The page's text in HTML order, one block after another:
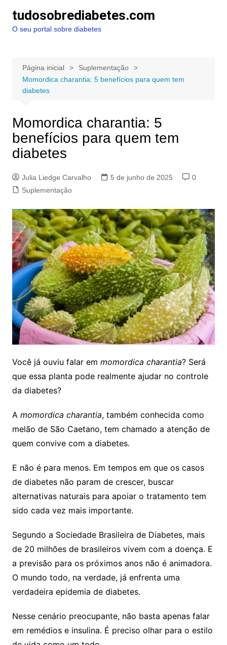
paratudosobrediabetes.com
O seu portal sobre diabetes
Página inicial
Suplementação
Momordica charantia: 5 benefícios para quem tem
diabetes
Momordica charantia: 5
benefícios para quem tem
diabetes
Julia Liedge Carvalho 5 de junho de 2025
0
Suplementação
Você já ouviu falar em momordica charantia? Será
que essa planta pode realmente ajudar no controle
da diabetes?
A momordica charantia, também conhecida como
melão de São Caetano, tem chamado a atenção de
quem convive com a diabetes.
E não é para menos. Em tempos em que os casos
de diabetes não param de crescer, buscar
alternativas naturais para apoiar o tratamento tem
sido cada vez mais importante.
Segundo a Sociedade Brasileira de Diabetes, mais
de 20 milhões de brasileiros vivem com a doença. E
a previsão para os próximos anos não é animadora.
O mundo todo, na verdade, já enfrenta uma
verdadeira epidemia de diabetes.
Nesse cenário preocupante, não basta apenas falar
em remédios e insulina. É preciso olhar para o estilo